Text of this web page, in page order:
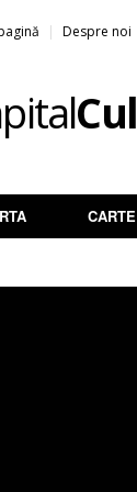
Despre noi
CARTE